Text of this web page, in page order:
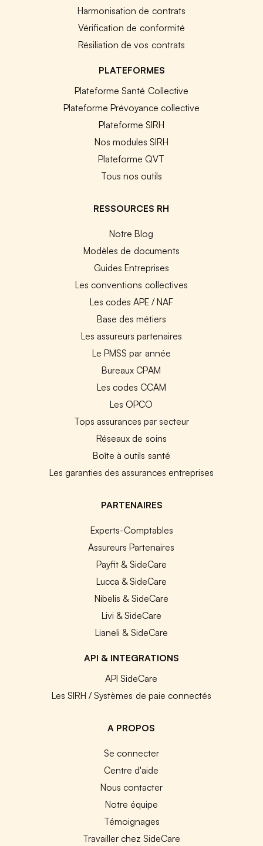
Harmonisation de contrats
Vérification de conformité
Résiliation de vos contrats
PLATEFORMES
Plateforme Santé Collective
Plateforme Prévoyance collective
Plateforme SIRH
Nos modules SIRH
Plateforme QVT
Tous nos outils
RESSOURCES RH
Notre Blog
Modèles de documents
Guides Entreprises
Les conventions collectives
Les codes APE / NAF
Base des métiers
Les assureurs partenaires
Le PMSS par année
Bureaux CPAM
Les codes CCAM
Les OPCO
Tops assurances par secteur
Réseaux de soins
Boîte à outils santé
Les garanties des assurances entreprises
PARTENAIRES
Experts-Comptables
Assureurs Partenaires
Payfit & SideCare
Lucca & SideCare
Nibelis & SideCare
Livi & SideCare
Lianeli & SideCare
API & INTEGRATIONS
API SideCare
Les SIRH / Systèmes de paie connectés
A PROPOS
Se connecter
Centre d'aide
Nous contacter
Notre équipe
Témoignages
Travailler chez SideCare